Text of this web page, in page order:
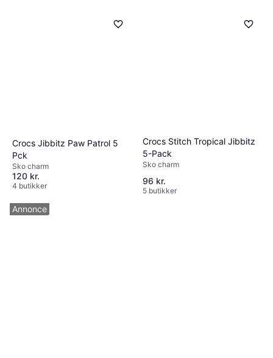
Crocs Jibbitz Paw Patrol 5
Pck
Sko charm
120 kr.
4 butikker
Crocs Stitch Tropical Jibbitz
5-Pack
Sko charm
96 kr.
5 butikker
Annonce